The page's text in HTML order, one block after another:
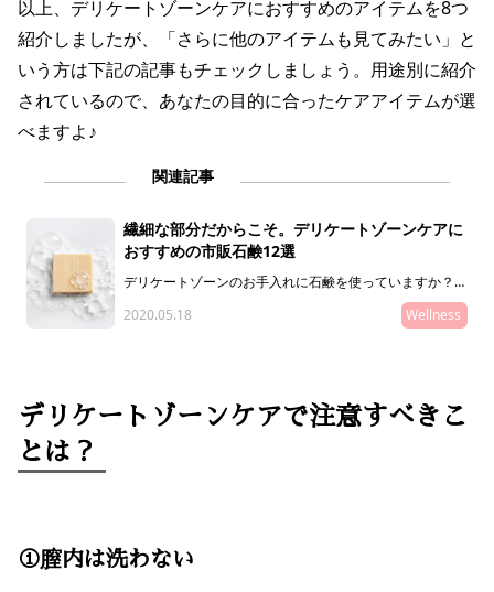
以上、デリケートゾーンケアにおすすめのアイテムを8つ
紹介しましたが、「さらに他のアイテムも見てみたい」と
いう方は下記の記事もチェックしましょう。用途別に紹介
されているので、あなたの目的に合ったケアアイテムが選
べますよ♪
関連記事
繊細な部分だからこそ。デリケートゾーンケアに
おすすめの市販石鹸12選
デリケートゾーンのお手入れに石鹸を使っていますか？デ
リケートゾーンのお手入れには、弱酸性で肌にやさしい処
方の石鹸を使うことが大切◎そこで今回は、デリケートゾ
ーンにおすすめの市販石鹸をご紹介します。石鹸を使った
2020.05.18 Wellness
デリケートゾーンケアで注意すべきこ
とは？
①膣内は洗わない